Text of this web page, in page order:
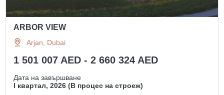
ARBOR VIEW
Arjan, Dubai
1 501 007 AED - 2 660 324 AED
Дата на завършване
I квартал, 2026 (В процес на строеж)